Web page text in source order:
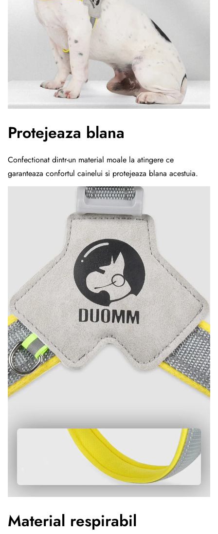
Protejeaza blana
Confectionat dintr-un material moale la atingere ce
garanteaza confortul cainelui si protejeaza blana acestuia.
Material respirabil